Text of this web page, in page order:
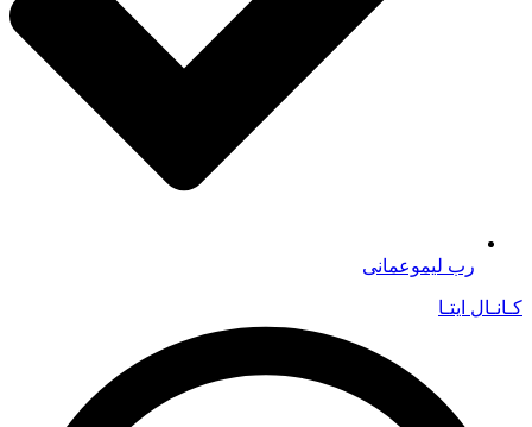
رب لیموعمانی
کـانـال ایتـا